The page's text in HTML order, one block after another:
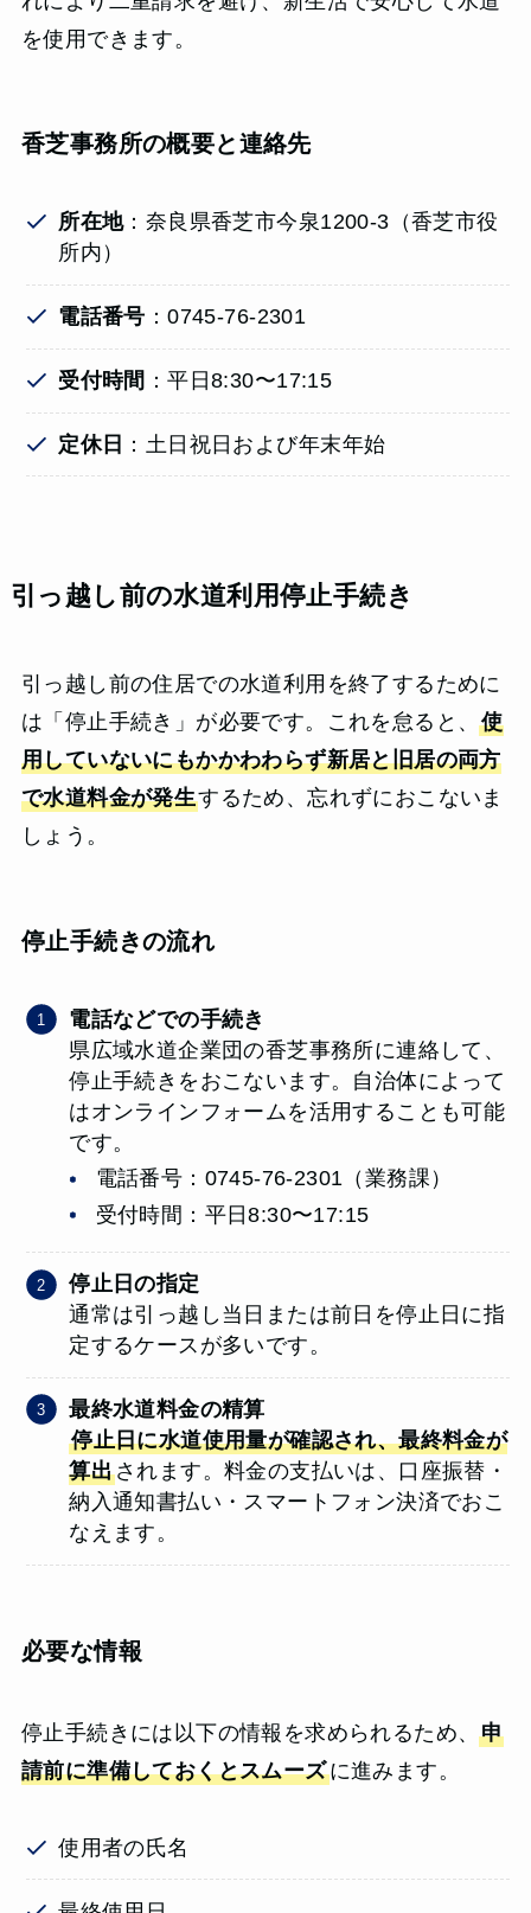
を使用できます。
香芝事務所の概要と連絡先
所在地：奈良県香芝市今泉1200-3（香芝市役
所内）
電話番号 ：0745-76-2301
受付時間 ：平日8:30〜17:15
定休日 ：土日祝日および年末年始
引っ越し前の水道利用停止手続き
引っ越し前の住居での水道利用を終了するために
は「停止手続き」が必要です。これを怠ると、使
用していないにもかかわわらず新居と旧居の両方
で水道料金が発生するため、忘れずにおこないま
しょう。
停止手続きの流れ
電話などでの手続き
県広域水道企業団の香芝事務所に連絡して、
停止手続きをおこないます。自治体によって
はオンラインフォームを活用することも可能
です。
電話番号：0745-76-2301（業務課）
受付時間：平日8:30〜17:15
停止日の指定
通常は引っ越し当日または前日を停止日に指
定するケースが多いです。
最終水道料金の精算
停止日に水道使用量が確認され、最終料金が
算出されます。料金の支払いは、口座振替・
納入通知書払い・スマートフォン決済でおこ
なえます。
必要な情報
停止手続きには以下の情報を求められるため、申
請前に準備しておくとスムーズに進みます。
使用者の氏名